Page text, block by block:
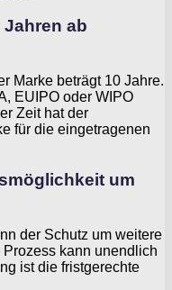
ab
Marke beträgt 10 Jahre.
EUIPO oder WIPO
Zeit hat der
für die eingetragenen
um
der Schutz um weitere
kann unendlich
ist die fristgerechte